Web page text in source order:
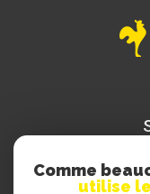
Comme
utilise